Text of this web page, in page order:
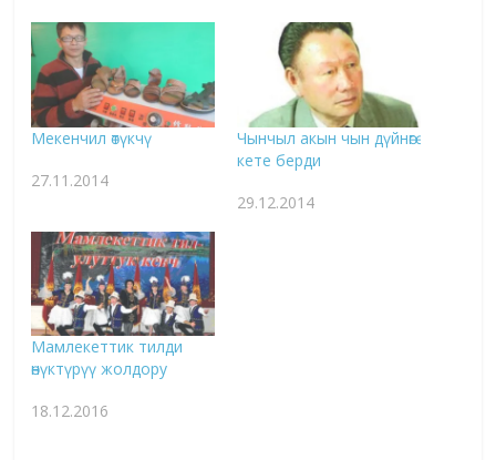
Мекенчил өтүкчү
27.11.2014
Чынчыл акын чын дүйнөгө
кете берди
29.12.2014
Мамлекеттик тилди
өнүктүрүү жолдору
18.12.2016